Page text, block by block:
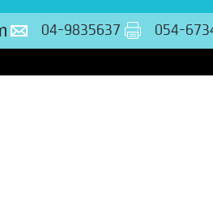
054-
04-9835637